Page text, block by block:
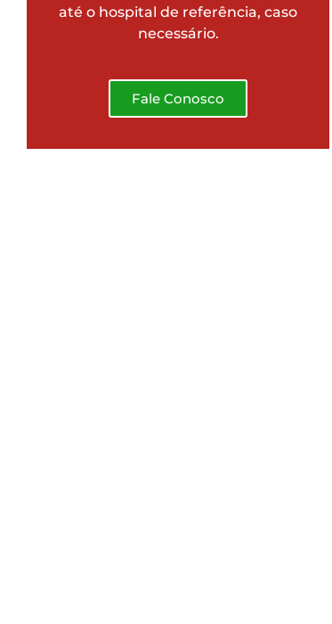
até o hospital de referência, caso
necessário.
Fale Conosco